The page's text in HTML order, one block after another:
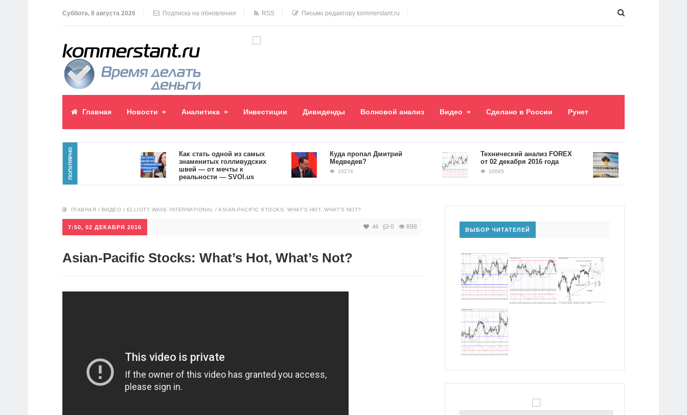
Суббота, 8 августа 2026 Подписка на обновления RSS Письмо редактору kommerstant.ru
Главная Новости » Аналитика » Инвестиции Дивиденды Волновой анализ Видео » Сделано в России Рунет
ПОПУЛЯРНО
Как стать одной из самых
знаменитых голливудских
швей — от мечты к
реальности — SVOI.us
10555
Куда пропал Дмитрий
Медведев?
10274
​Технический анализ FOREX
от 02 декабря 2016 года
10045
Долг «Роснефти»
5,2 триллиона
ГЛАВНАЯ / ВИДЕО / ELLIOTT WAVE INTERNATIONAL / ASIAN-PACIFIC STOCKS: WHAT’S HOT, WHAT’S NOT?
7:50, 02 ДЕКАБРЯ 2016 49 0 898
Asian-Pacific Stocks: What’s Hot, What’s Not?
ВЫБОР ЧИТАТЕЛЕЙ